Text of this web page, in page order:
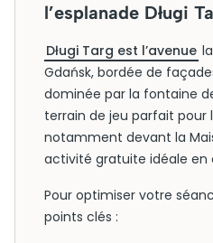
l’esplanade Długi
Długi Targ est l’avenue
Gdańsk, bordée de
dominée par la fontaine
terrain de jeu parfait pour
notamment devant la
activité gratuite idéale en
Pour optimiser votre
points clés :